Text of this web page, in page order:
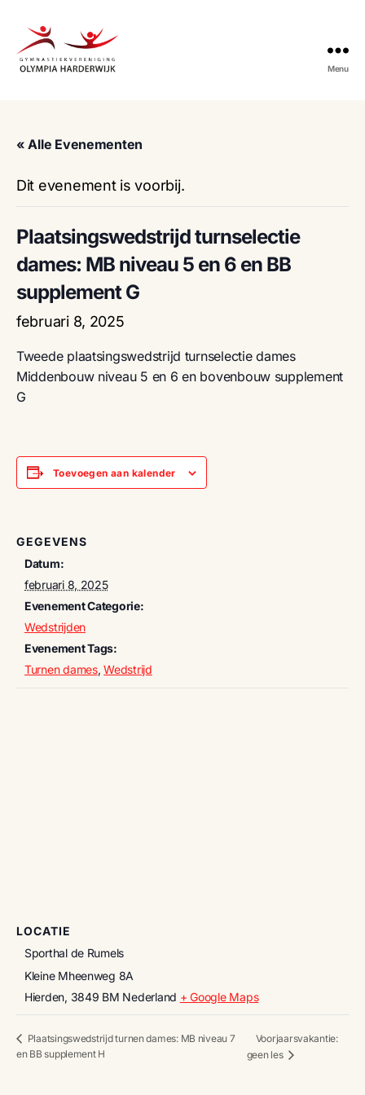
Menu
« Alle Evenementen
Dit evenement is voorbij.
Plaatsingswedstrijd turnselectie
dames: MB niveau 5 en 6 en BB
supplement G
februari 8, 2025
Tweede plaatsingswedstrijd turnselectie dames
Middenbouw niveau 5 en 6 en bovenbouw supplement
G
Toevoegen aan kalender
GEGEVENS
Datum:
februari 8, 2025
Evenement Categorie:
Wedstrijden
Evenement Tags:
Turnen dames,Wedstrijd
LOCATIE
Sporthal de Rumels
Kleine Mheenweg 8A
Hierden, 3849 BM Nederland + Google Maps
Plaatsingswedstrijd turnen dames: MB niveau 7
en BB supplement H
Voorjaarsvakantie:
geen les